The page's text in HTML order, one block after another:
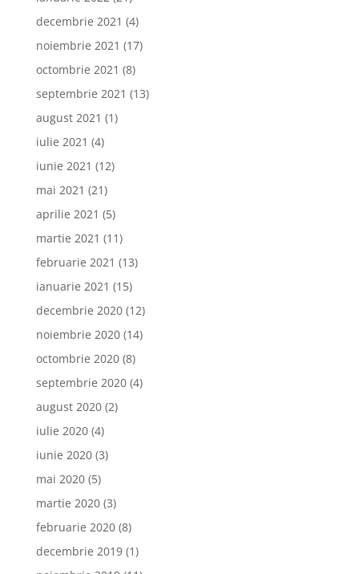
decembrie 2021 (4)
noiembrie 2021 (17)
octombrie 2021 (8)
septembrie 2021 (13)
august 2021 (1)
iulie 2021 (4)
iunie 2021 (12)
mai 2021 (21)
aprilie 2021 (5)
martie 2021 (11)
februarie 2021 (13)
ianuarie 2021 (15)
decembrie 2020(12)
noiembrie 2020(14)
octombrie 2020(8)
septembrie 2020(4)
august 2020(2)
iulie 2020(4)
iunie 2020(3)
mai 2020(5)
martie 2020(3)
februarie 2020(8)
decembrie 2019(1)